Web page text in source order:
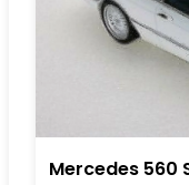
Mercedes 560